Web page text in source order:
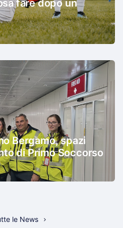
fare dopo un
Bergamo, spazi
di Primo Soccorso
le News